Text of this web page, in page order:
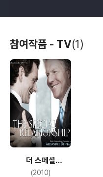
참여작품 - TV(1)
더 스페셜
릴레이션쉽
(2010)